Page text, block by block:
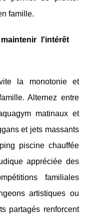
famille.
l'intérêt
la monotonie et
Alternez entre
matinaux et
et jets massants
piscine chauffée
appréciée des
familiales
artistiques ou
partagés renforcent